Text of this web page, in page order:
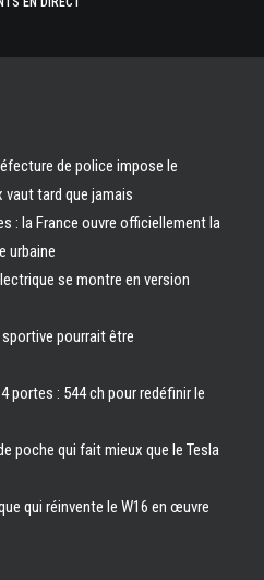
de police impose le
tard que jamais
: la France ouvre officiellement la
urbaine
se montre en version
sportive pourrait être
portes : 544 ch pour redéfinir le
poche qui fait mieux que le Tesla
qui réinvente le W16 en œuvre